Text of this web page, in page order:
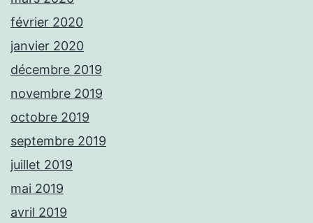
février 2020
janvier 2020
décembre 2019
novembre 2019
octobre 2019
septembre 2019
juillet 2019
mai 2019
avril 2019